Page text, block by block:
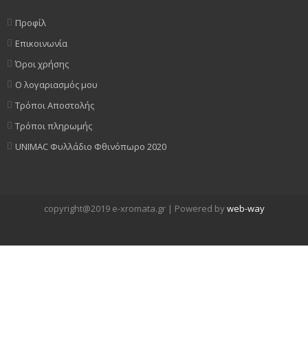
Προφίλ
Επικοινωνία
Όροι χρήσης
Ο λογαριασμός μου
Τρόποι Αποστολής
Τρόποι πληρωμής
UNIMAC Φυλλάδιο Φθινόπωρο 2020
copyright@2019 e-xromata.gr | Powered byweb-way